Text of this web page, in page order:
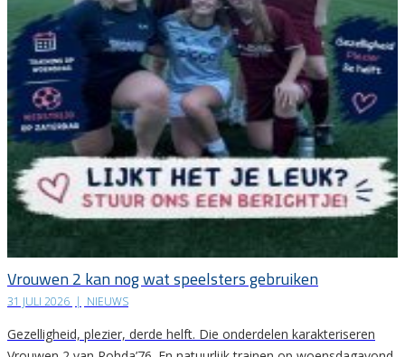
Vrouwen 2 kan nog wat speelsters gebruiken
31 JULI 2026 | NIEUWS
Gezelligheid, plezier, derde helft. Die onderdelen karakteriseren